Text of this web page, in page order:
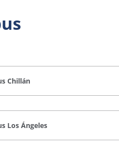
Chillán
Los Ángeles